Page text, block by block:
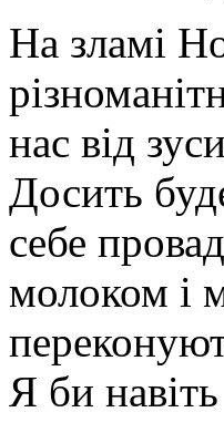
На зламі
нас від
Досить
себе
молоком і
Я би